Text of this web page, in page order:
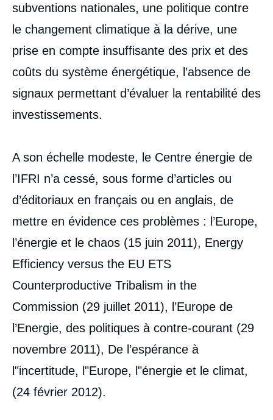
subventions nationales, une politique contre
le changement climatique à la dérive, une
prise en compte insuffisante des prix et des
coûts du système énergétique, l’absence de
signaux permettant d’évaluer la rentabilité des
investissements.
A son échelle modeste, le Centre énergie de
l’IFRI n’a cessé, sous forme d’articles ou
d’éditoriaux en français ou en anglais, de
mettre en évidence ces problèmes : l’Europe,
l’énergie et le chaos (15 juin 2011), Energy
Efficiency versus the EU ETS
Counterproductive Tribalism in the
Commission (29 juillet 2011), l’Europe de
l’Energie, des politiques à contre-courant (29
novembre 2011), De l’espérance à
l"incertitude, l"Europe, l"énergie et le climat,
(24 février 2012).